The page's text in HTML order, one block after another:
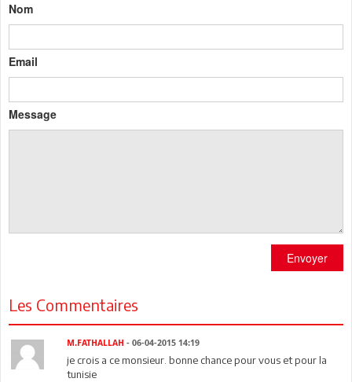
Nom
Email
Message
Envoyer
Les Commentaires
M.FATHALLAH - 06-04-2015 14:19
je crois a ce monsieur. bonne chance pour vous et pour la
tunisie